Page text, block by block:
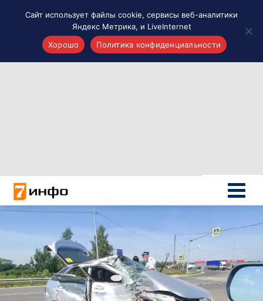
Новости России
Политика
Новости мира
Все материалы 7инфо
О НАС
ПОИСК ПО САЙТУ
Сайт использует файлы cookie, сервисы веб-аналитики
Яндекс Метрика, и LiveInternet
Хорошо
Политика конфиденциальности